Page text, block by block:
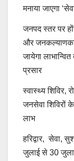
मनाया जाएगा
जनपद स्तर पर
और
जायेगा
प्रसार
स्वास्थ्य
जनसेवा शिविरों
लाभ
हरिद्वार, सेवा,
जुलाई से 30